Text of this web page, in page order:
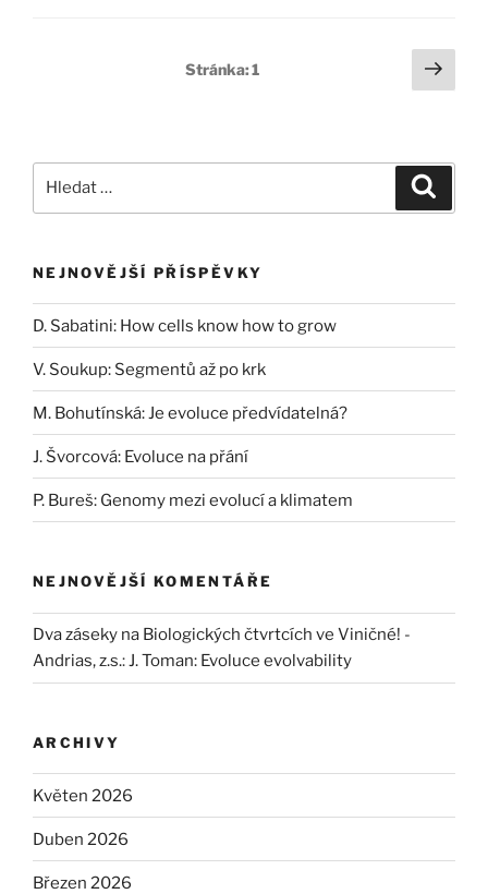
Stránka:1
Další
NEJNOVĚJŠÍ PŘÍSPĚVKY
D. Sabatini: How cells know how to grow
V. Soukup: Segmentů až po krk
M. Bohutínská: Je evoluce předvídatelná?
J. Švorcová: Evoluce na přání
P. Bureš: Genomy mezi evolucí a klimatem
NEJNOVĚJŠÍ KOMENTÁŘE
Dva záseky na Biologických čtvrtcích ve Viničné! -
Andrias, z.s.:J. Toman: Evoluce evolvability
ARCHIVY
Květen 2026
Duben 2026
Březen 2026